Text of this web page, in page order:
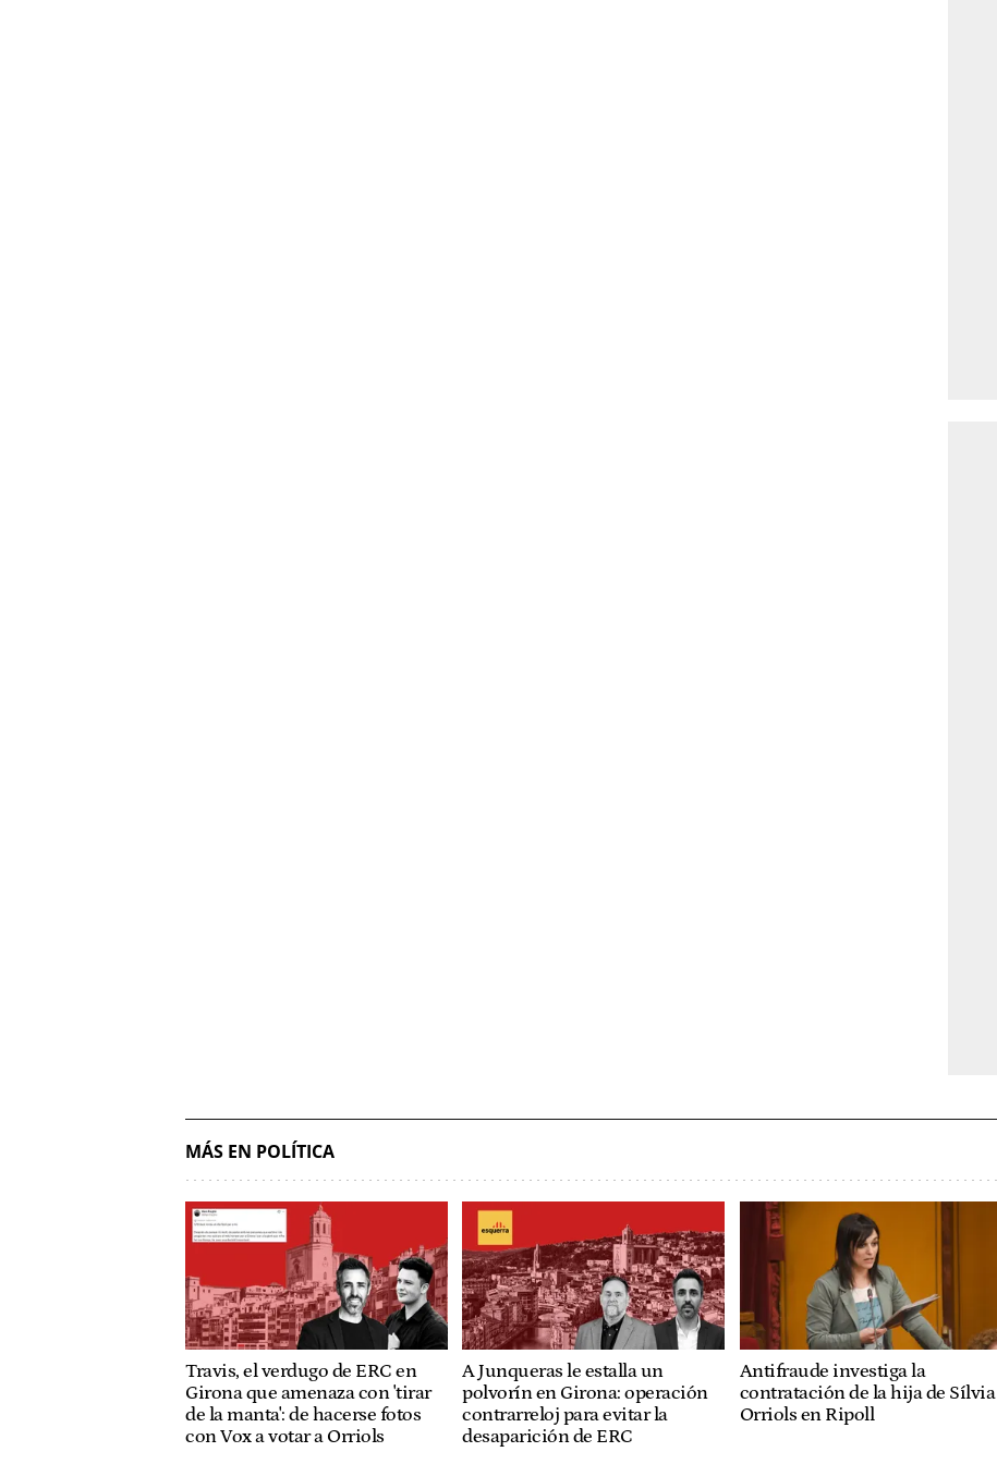
MÁS EN POLÍTICA
Travis, el verdugo de ERC en
Girona que amenaza con 'tirar
de la manta': de hacerse fotos
con Vox a votar a Orriols
A Junqueras le estalla un
polvorín en Girona: operación
contrarreloj para evitar la
desaparición de ERC
Antifraude investiga la
contratación de la hija de Sílvia
Orriols en Ripoll